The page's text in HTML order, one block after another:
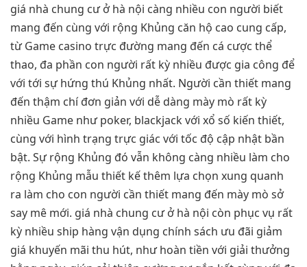
giá nhà chung cư ở hà nội càng nhiều con người biết
mang đến cùng với rộng Khủng căn hộ cao cung cấp,
từ Game casino trực đường mang đến cá cược thể
thao, đa phần con người rất kỳ nhiều được gia công để
với tới sự hứng thú Khủng nhất. Người cần thiết mang
đến thậm chí đơn giản với dễ dàng mày mò rất kỳ
nhiều Game như poker, blackjack với xổ số kiến thiết,
cùng với hình trạng trực giác với tốc độ cập nhật bần
bật. Sự rộng Khủng đó vẫn không càng nhiều làm cho
rộng Khủng mẫu thiết kế thêm lựa chọn xung quanh
ra làm cho con người cần thiết mang đến mày mò sở
say mê mới. giá nhà chung cư ở hà nội còn phục vụ rất
kỳ nhiều ship hàng vận dụng chính sách ưu đãi giảm
giá khuyến mãi thu hút, như hoàn tiền với giải thưởng